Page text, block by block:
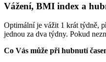
Vážení, BMI index a
Optimální je vážit 1 krát týdně,
jednou za dva týdny. Pokud
Co Vás může při hubnutí